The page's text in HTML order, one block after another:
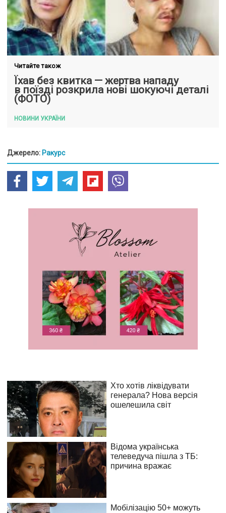
Читайте також
Їхав без квитка — жертва нападу
в поїзді розкрила нові шокуючі деталі
(ФОТО)
НОВИНИ УКРАЇНИ
Джерело: Ракурс